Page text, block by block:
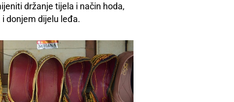
držanje tijela i način hoda,
donjem dijelu leđa.